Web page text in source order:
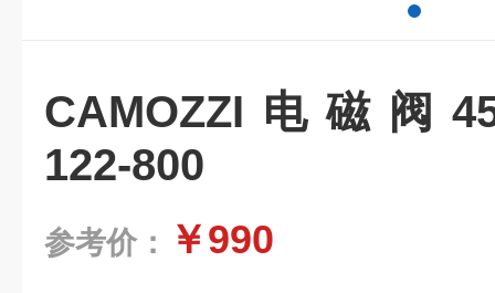
CAMOZZI电磁阀
122-800
参考价： ￥990